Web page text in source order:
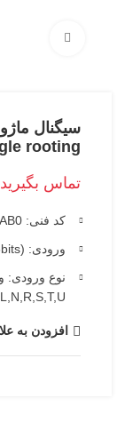
rooting
تماس بگیرید
کد فنی: 6ES7431-7KF00-0AB0
ورودی: 8AI (16bits)
افزودن به